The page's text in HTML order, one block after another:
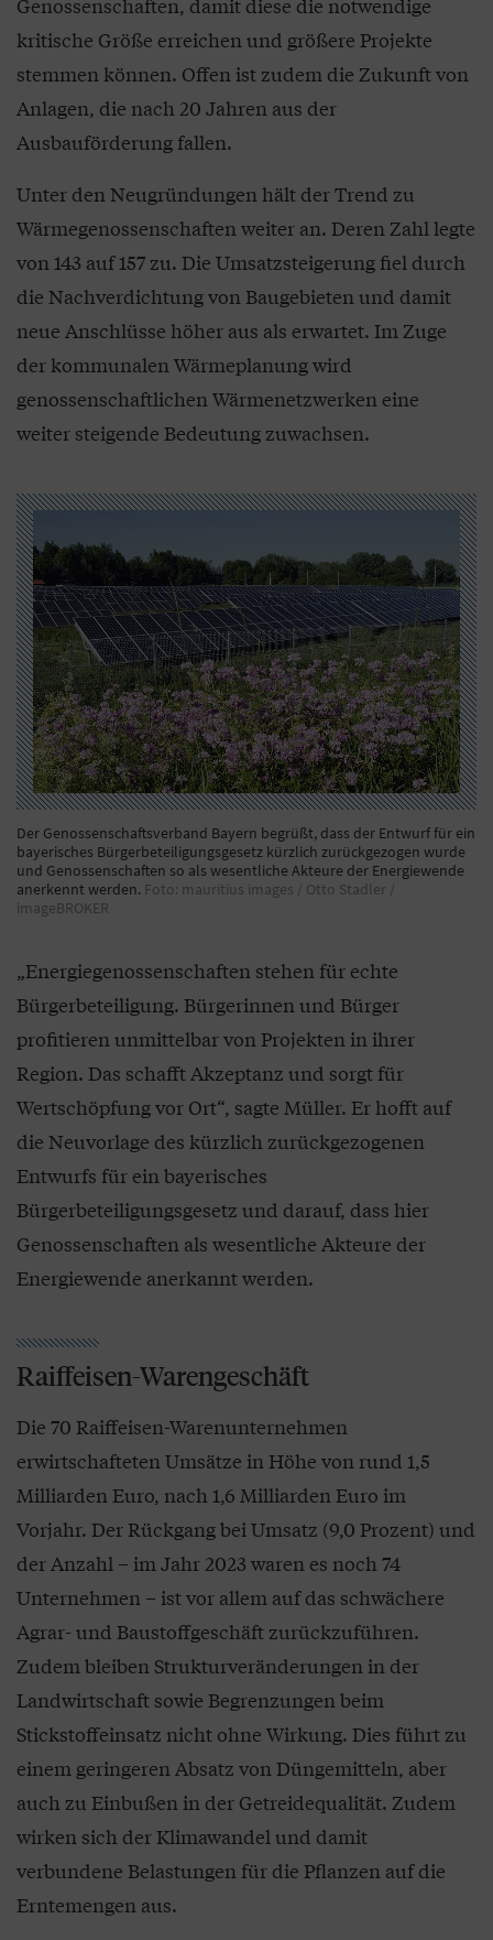
kritische Größe erreichen und größere Projekte
stemmen können. Offen ist zudem die Zukunft von
Anlagen, die nach 20 Jahren aus der
Ausbauförderung fallen.
Unter den Neugründungen hält der Trend zu
Wärmegenossenschaften weiter an. Deren Zahl legte
von 143 auf 157 zu. Die Umsatzsteigerung fiel durch
die Nachverdichtung von Baugebieten und damit
neue Anschlüsse höher aus als erwartet. Im Zuge
der kommunalen Wärmeplanung wird
genossenschaftlichen Wärmenetzwerken eine
weiter steigende Bedeutung zuwachsen.
Der Genossenschaftsverband Bayern begrüßt, dass der Entwurf für ein
bayerisches Bürgerbeteiligungsgesetz kürzlich zurückgezogen wurde
und Genossenschaften so als wesentliche Akteure der Energiewende
anerkennt werden. Foto: mauritius images / Otto Stadler /
imageBROKER
„Energiegenossenschaften stehen für echte
Bürgerbeteiligung. Bürgerinnen und Bürger
profitieren unmittelbar von Projekten in ihrer
Region. Das schafft Akzeptanz und sorgt für
Wertschöpfung vor Ort“, sagte Müller. Er hofft auf
die Neuvorlage des kürzlich zurückgezogenen
Entwurfs für ein bayerisches
Bürgerbeteiligungsgesetz und darauf, dass hier
Genossenschaften als wesentliche Akteure der
Energiewende anerkannt werden.
Raiffeisen-Warengeschäft
Die 70 Raiffeisen-Warenunternehmen
erwirtschafteten Umsätze in Höhe von rund 1,5
Milliarden Euro, nach 1,6 Milliarden Euro im
Vorjahr. Der Rückgang bei Umsatz (9,0 Prozent) und
der Anzahl – im Jahr 2023 waren es noch 74
Unternehmen – ist vor allem auf das schwächere
Agrar- und Baustoffgeschäft zurückzuführen.
Zudem bleiben Strukturveränderungen in der
Landwirtschaft sowie Begrenzungen beim
Stickstoffeinsatz nicht ohne Wirkung. Dies führt zu
einem geringeren Absatz von Düngemitteln, aber
auch zu Einbußen in der Getreidequalität. Zudem
wirken sich der Klimawandel und damit
verbundene Belastungen für die Pflanzen auf die
Erntemengen aus.